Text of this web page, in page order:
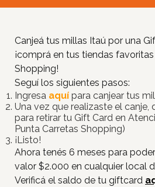
Canjeá tus millas Itaú por una
¡comprá en tus tiendas
Shopping!
Seguí los siguientes pasos:
Ingresa aquí para canjear tus
Una vez que realizaste el canje,
para retirar tu Gift Card en
Punta Carretas Shopping)
¡Listo!
Ahora tenés 6 meses para
valor $2.000 en cualquier local
Verificá el saldo de tu giftcard